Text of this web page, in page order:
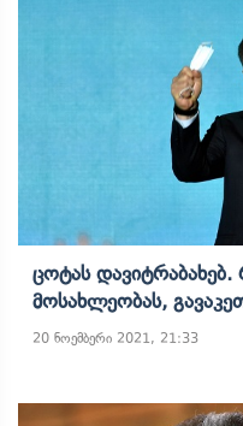
Ცოტას
Მოსახლეობას,
20 ნოემბერი 2021, 21:33